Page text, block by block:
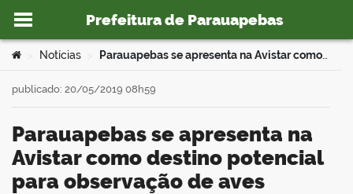
Ir para o conteúdo
Prefeitura de Parauapebas
portal
Você está aqui:
Notícias Parauapebas se apresenta na Avistar como destino potencial para observação de aves
Parauapebas se apresenta na
Avistar como destino potencial
para observação de aves
publicado: 20/05/2019 08h59